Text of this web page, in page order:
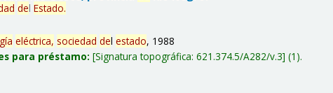
delEstado.
eléctrica, sociedad delestado, 1988
para préstamo: Signatura topográfica:621.374.5/A282/v.3 (1).